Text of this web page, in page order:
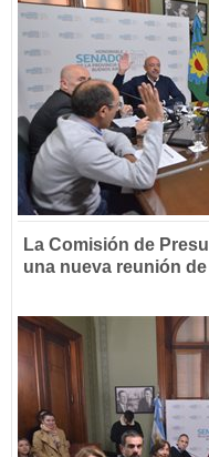
La Comisión de
una nueva reunión